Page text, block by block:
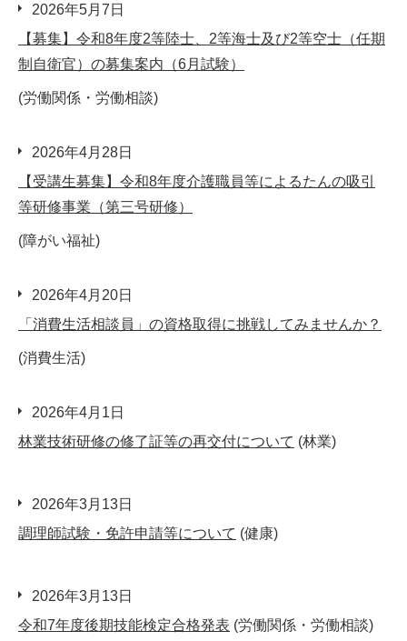
2026年5月7日
【募集】令和8年度2等陸士、2等海士及び2等空士（任期
制自衛官）の募集案内（6月試験）
(労働関係・労働相談)
2026年4月28日
【受講生募集】令和8年度介護職員等によるたんの吸引
等研修事業（第三号研修）
(障がい福祉)
2026年4月20日
「消費生活相談員」の資格取得に挑戦してみませんか？
(消費生活)
2026年4月1日
林業技術研修の修了証等の再交付について (林業)
2026年3月13日
調理師試験・免許申請等について (健康)
2026年3月13日
令和7年度後期技能検定合格発表 (労働関係・労働相談)